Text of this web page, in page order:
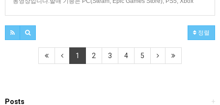
정렬
1 2 3 4 5
+
Posts